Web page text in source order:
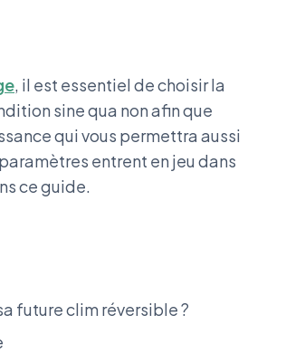
, il est essentiel de choisir la
sine qua non afin que
qui vous permettra aussi
entrent en jeu dans
ce guide.
future clim réversible ?